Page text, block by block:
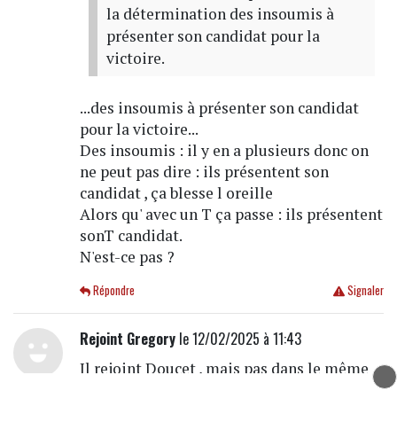
la détermination des insoumis à
présenter son candidat pour la
victoire.
...des insoumis à présenter son candidat
pour la victoire...
Des insoumis : il y en a plusieurs donc on
ne peut pas dire : ils présentent son
candidat , ça blesse l oreille
Alors qu' avec un T ça passe : ils présentent
sonT candidat.
N'est-ce pas ?
Signaler
Répondre
Rejoint Gregoryle 12/02/2025 à 11:43
Il rejoint Doucet , mais pas dans le même